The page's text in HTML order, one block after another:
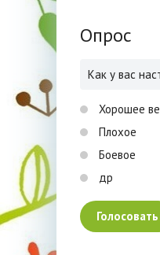
Опрос
Как у вас
Хорошее
Плохое
Боевое
др
Голосовать